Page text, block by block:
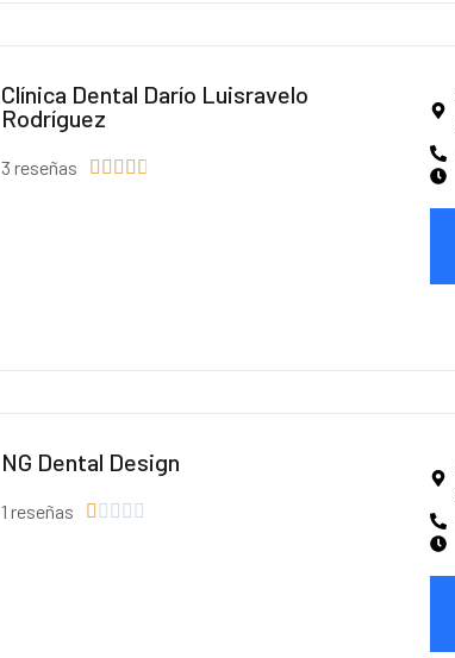
Clínica Dental Darío Luisravelo
Rodríguez
3 reseñas     
NG Dental Design
1 reseñas     